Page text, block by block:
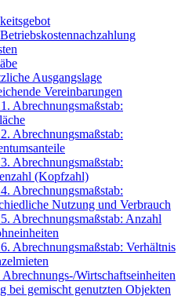
Ausgangslage
Vereinbarungen
Abrechnungsmaßstab:
Abrechnungsmaßstab:
Abrechnungsmaßstab:
(Kopfzahl)
Abrechnungsmaßstab:
Nutzung und Verbrauch
Abrechnungsmaßstab: Anzahl
Abrechnungsmaßstab: Verhältnis
Wirtschaftseinheiten
bei gemischt genutzten Objekten